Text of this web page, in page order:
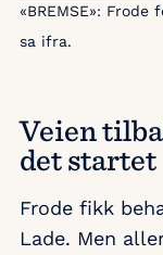
«BREMSE»:
sa ifra.
Veien
det startet
Frode fikk
Lade. Men